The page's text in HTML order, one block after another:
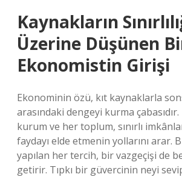
Kaynakların
Üzerine Düşünen
Ekonomistin Girişi
Ekonominin özü, kıt kaynaklarla
arasındaki dengeyi kurma
kurum ve her toplum, sınırlı
faydayı elde etmenin yollarını arar.
yapılan her tercih, bir vazgeçişi de
getirir. Tıpkı bir güvercinin neyi